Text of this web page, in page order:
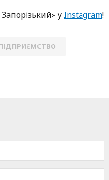
у Instagram!